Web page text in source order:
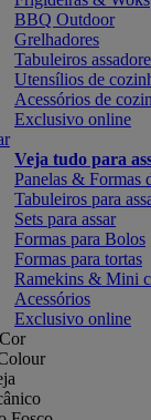
BBQ Outdoor
Grelhadores
Tabuleiros
Utensílios de
Acessórios de
Exclusivo online
Veja tudo para
Panelas & Formas
Tabuleiros para
Sets para assar
Formas para Bolos
Formas para tortas
Ramekins & Mini
Acessórios
Exclusivo online